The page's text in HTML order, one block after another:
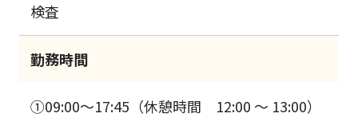
検査
勤務時間
①09:00～17:45（休憩時間 12:00 ～ 13:00）